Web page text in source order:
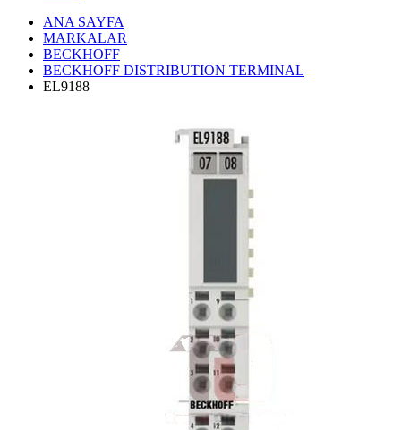
ANA SAYFA
MARKALAR
BECKHOFF
BECKHOFF DISTRIBUTION TERMINAL
EL9188